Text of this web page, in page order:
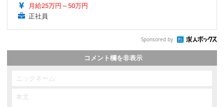
月給25万円～50万円
正社員
Sponsored by
コメント欄を非表示